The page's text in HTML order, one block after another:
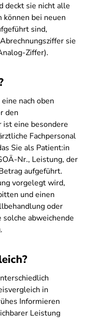
deckt sie nicht alle
können bei neuen
sind,
sie
Ziffer).
nach oben
den
ist eine besondere
Fachpersonal
Sie als Patient:in
Nr., Leistung, der
aufgeführt.
vorgelegt wird,
und einen
oder
abweichende
in
Informieren
Leistung